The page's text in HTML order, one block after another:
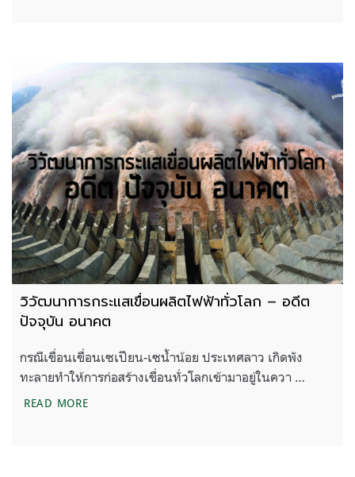
วิวัฒนาการกระแสเขื่อนผลิตไฟฟ้าทั่วโลก – อดีต
ปัจจุบัน อนาคต
กรณีเขื่อนเขื่อนเซเปียน-เซน้ำน้อย ประเทศลาว เกิดพัง
ทะลายทำให้การก่อสร้างเขื่อนทั่วโลกเข้ามาอยู่ในควา …
READ MOREวิวัฒนาการกระแสเขื่อนผลิตไฟฟ้าทั่วโลก – อดีต ปัจจุ